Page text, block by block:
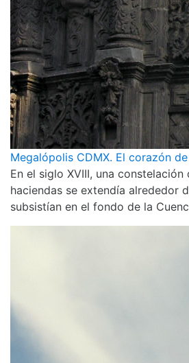
Megalópolis CDMX. El corazón
En el siglo XVIII, una
haciendas se extendía alrededor
subsistían en el fondo de la